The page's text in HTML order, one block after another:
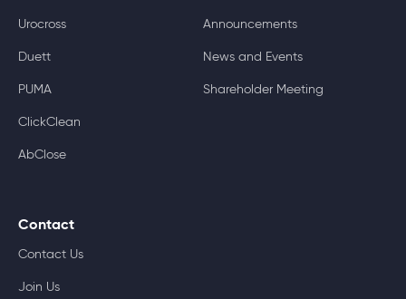
Urocross
Duett
PUMA
ClickClean
AbClose
Announcements
News and Events
Shareholder Meeting
Contact
Contact Us
Join Us